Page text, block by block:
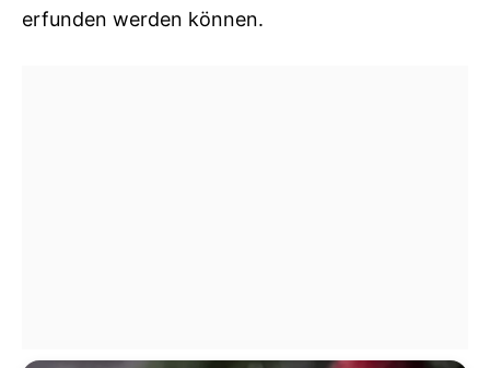
erfunden werden können.